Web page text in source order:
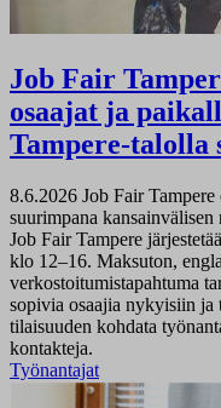
Job Fair
osaajat ja
Tampere-talolla
8.6.2026 Job Fair Tampere
suurimpana
Job Fair Tampere
klo 12–16. Maksuton,
verkostoitumistapahtuma
sopivia osaajia nykyisiin ja
tilaisuuden kohdata
kontakteja.
Työnantajat